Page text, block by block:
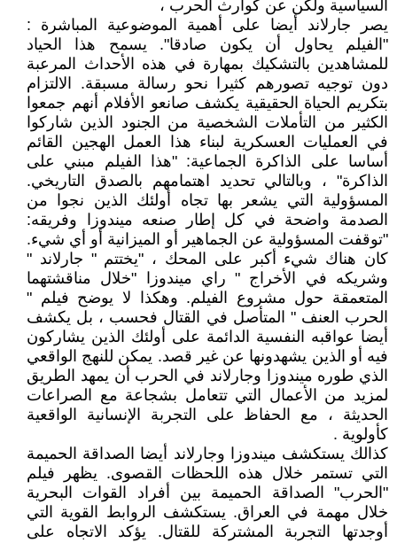
السياسية ولكن عن كوارث الحرب ،
يصر جارلاند أيضا على أهمية الموضوعية المباشرة :
"الفيلم يحاول أن يكون صادقا". يسمح هذا الحياد
للمشاهدين بالتشكيك بمهارة في هذه الأحداث المرعبة
دون توجيه تصورهم كثيرا نحو رسالة مسبقة. الالتزام
بتكريم الحياة الحقيقية يكشف صانعو الأفلام أنهم جمعوا
الكثير من التأملات الشخصية من الجنود الذين شاركوا
في العمليات العسكرية لبناء هذا العمل الهجين القائم
أساسا على الذاكرة الجماعية: "هذا الفيلم مبني على
الذاكرة" ، وبالتالي تحديد اهتمامهم بالصدق التاريخي.
المسؤولية التي يشعر بها تجاه أولئك الذين نجوا من
الصدمة واضحة في كل إطار صنعه ميندوزا وفريقه:
"توقفت المسؤولية عن الجماهير أو الميزانية أو أي شيء.
كان هناك شيء أكبر على المحك ، "يختتم " جارلاند "
وشريكه في الأخراج " راي ميندوزا "خلال مناقشتهما
المتعمقة حول مشروع الفيلم. وهكذا لا يوضح فيلم "
الحرب العنف " المتأصل في القتال فحسب ، بل يكشف
أيضا عواقبه النفسية الدائمة على أولئك الذين يشاركون
فيه أو الذين يشهدونها عن غير قصد. يمكن للنهج الواقعي
الذي طوره ميندوزا وجارلاند في الحرب أن يمهد الطريق
لمزيد من الأعمال التي تتعامل بشجاعة مع الصراعات
الحديثة ، مع الحفاظ على التجربة الإنسانية الواقعية
كأولوية .
كذالك يستكشف ميندوزا وجارلاند أيضا الصداقة الحميمة
التي تستمر خلال هذه اللحظات القصوى. يظهر فيلم
"الحرب" الصداقة الحميمة بين أفراد القوات البحرية
خلال مهمة في العراق. يستكشف الروابط القوية التي
أوجدتها التجربة المشتركة للقتال. يؤكد الاتجاه على